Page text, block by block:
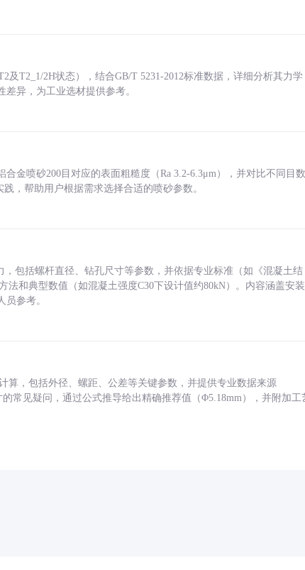
T2_1/2H状态），结合GB/T 5231-2012标准数据，详细分析其力学
异，为工业选材提供参考。
金喷砂200目对应的表面粗糙度（Ra 3.2-6.3μm），并对比不同目数
，帮助用户根据需求选择合适的喷砂参数。
包括螺杆直径、钻孔尺寸等参数，并依据专业标准（如《混凝土结
法和典型数值（如混凝土强度C30下设计值约80kN）。内容涵盖安装
参考。
算，包括外径、螺距、公差等关键参数，并提供专业数据来源
的常见疑问，通过公式推导给出精确推荐值（Φ5.18mm），并附加工